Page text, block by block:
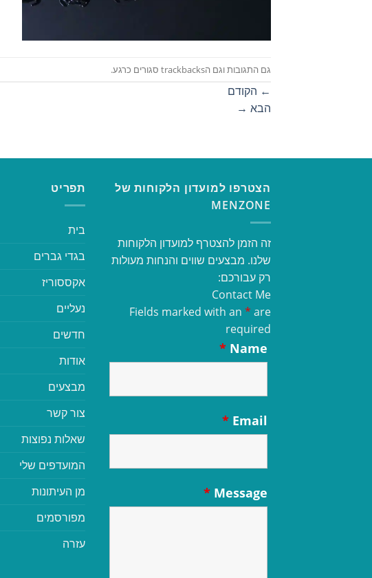
גם התגובות וגם הtrackbacks סגורים כרגע.
← הקודם
הבא →
הצטרפו למועדון הלקוחות של
MENZONE
זה הזמן להצטרף למועדון הלקוחות
שלנו. מבצעים שווים והנחות מעולות
רק עבורכם:
Contact Me
Fields marked with an * are
required
Name
*
Email
*
Message
*
תפריט
בית
בגדי גברים
אקססוריז
נעליים
חדשים
אודות
מבצעים
צור קשר
שאלות נפוצות
המועדפים שלי
מן העיתונות
מפורסמים
עזרה